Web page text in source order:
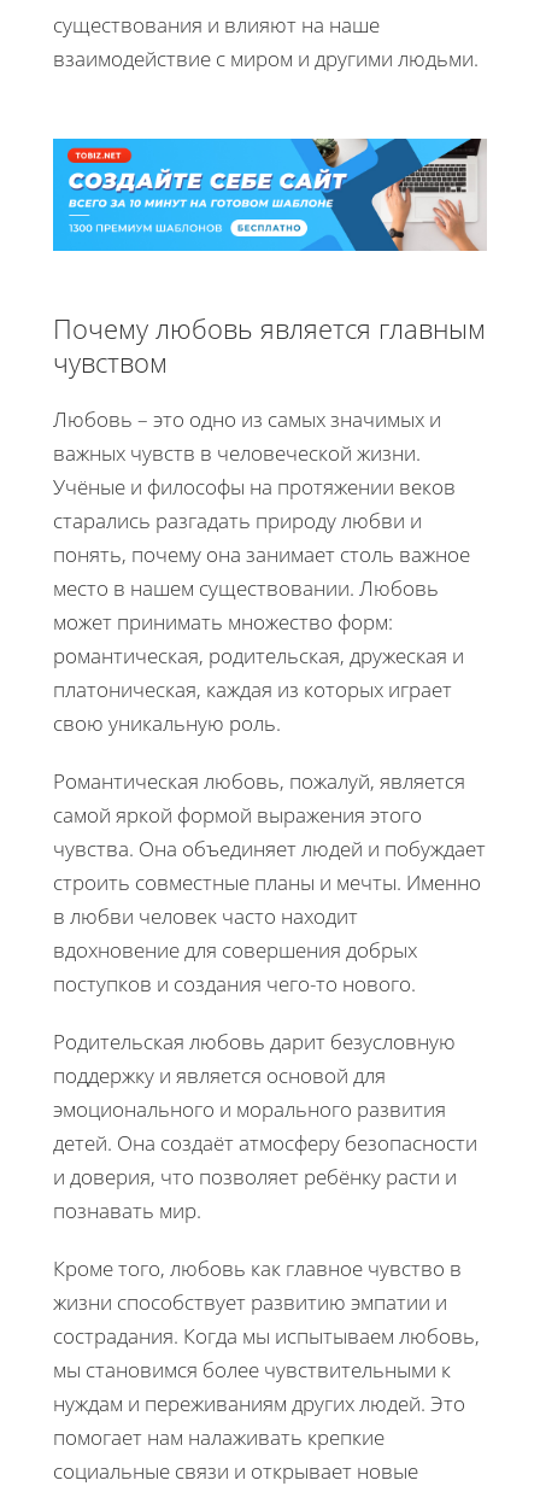
существования и влияют на наше
взаимодействие с миром и другими людьми.
Почему любовь является главным
чувством
Любовь – это одно из самых значимых и
важных чувств в человеческой жизни.
Учёные и философы на протяжении веков
старались разгадать природу любви и
понять, почему она занимает столь важное
место в нашем существовании. Любовь
может принимать множество форм:
романтическая, родительская, дружеская и
платоническая, каждая из которых играет
свою уникальную роль.
Романтическая любовь, пожалуй, является
самой яркой формой выражения этого
чувства. Она объединяет людей и побуждает
строить совместные планы и мечты. Именно
в любви человек часто находит
вдохновение для совершения добрых
поступков и создания чего-то нового.
Родительская любовь дарит безусловную
поддержку и является основой для
эмоционального и морального развития
детей. Она создаёт атмосферу безопасности
и доверия, что позволяет ребёнку расти и
познавать мир.
Кроме того, любовь как главное чувство в
жизни способствует развитию эмпатии и
сострадания. Когда мы испытываем любовь,
мы становимся более чувствительными к
нуждам и переживаниям других людей. Это
помогает нам налаживать крепкие
социальные связи и открывает новые